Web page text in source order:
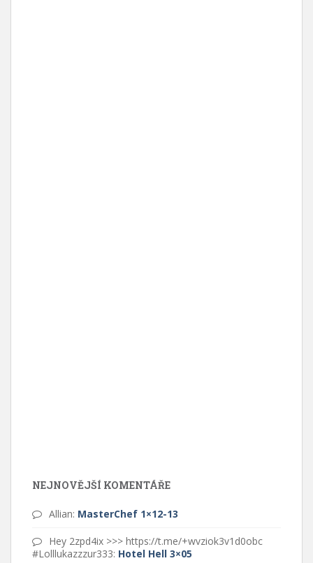
NEJNOVĚJŠÍ KOMENTÁŘE
Allian: MasterChef 1×12-13
Hey 2zpd4ix >>> https://t.me/+wvziok3v1d0obc
#Lolllukazzzur333: Hotel Hell 3×05